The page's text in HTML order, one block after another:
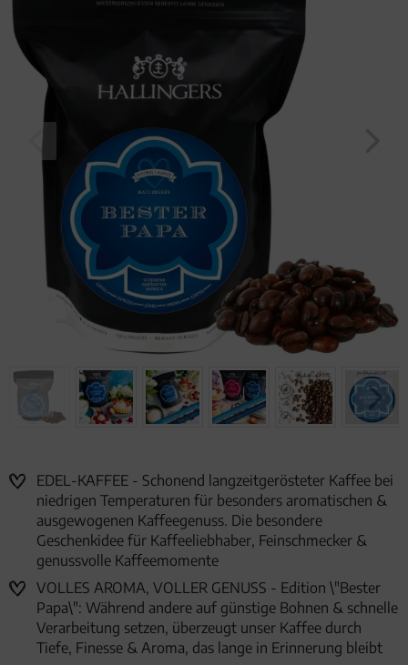
EDEL-KAFFEE - Schonend langzeitgerösteter Kaffee bei
niedrigen Temperaturen für besonders aromatischen &
ausgewogenen Kaffeegenuss. Die besondere
Geschenkidee für Kaffeeliebhaber, Feinschmecker &
genussvolle Kaffeemomente
VOLLES AROMA, VOLLER GENUSS - Edition \"Bester
Papa\": Während andere auf günstige Bohnen & schnelle
Verarbeitung setzen, überzeugt unser Kaffee durch
Tiefe, Finesse & Aroma, das lange in Erinnerung bleibt
Geburtstag
Bayern